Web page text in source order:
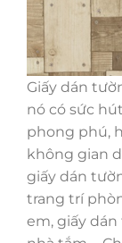
Giấy dán
nó có sức
phong phú,
không gian
giấy dán
trang trí
em, giấy